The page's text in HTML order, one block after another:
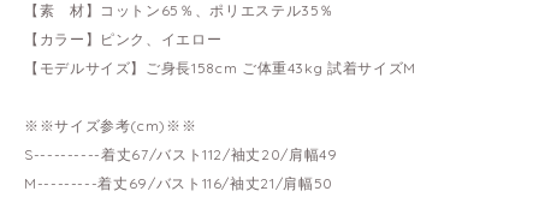
【素 材】コットン65％、ポリエステル35％
【カラー】ピンク、イエロー
【モデルサイズ】ご身長158cm ご体重43kg 試着サイズM
※※サイズ参考(cm)※※
S----------着丈67/バスト112/袖丈20/肩幅49
M---------着丈69/バスト116/袖丈21/肩幅50